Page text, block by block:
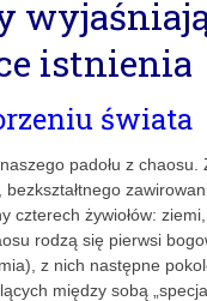
istnienia
świata
padołu z chaosu.
bezkształtnego
czterech żywiołów:
rodzą się pierwsi
z nich następne
między sobą